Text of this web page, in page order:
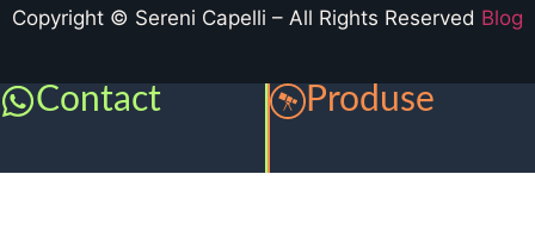
Copyright © Sereni Capelli – All Rights Reserved Blog
Contact Produse